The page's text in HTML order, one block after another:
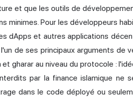
et que les outils de
minimes. Pour les développeurs
dApps et autres applications
de ses principaux arguments de
gharar au niveau du protocole :
par la finance islamique ne
dans le code déployé ou